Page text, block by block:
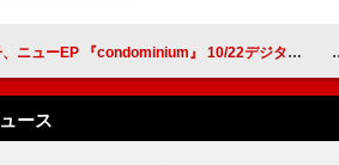
ニューEP 『condominium』 10/22デジタルリリース
ース